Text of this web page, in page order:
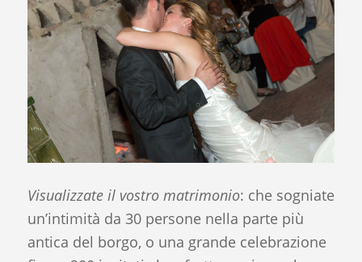
Visualizzate il vostro matrimonio: che sogniate
un’intimità da 30 persone nella parte più
antica del borgo, o una grande celebrazione